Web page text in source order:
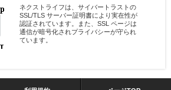
ネクストライフは、サイバートラストの
SSL/TLS サーバー証明書により実在性が
認証されています。また、SSL ページは
通信が暗号化されプライバシーが守られ
ています。